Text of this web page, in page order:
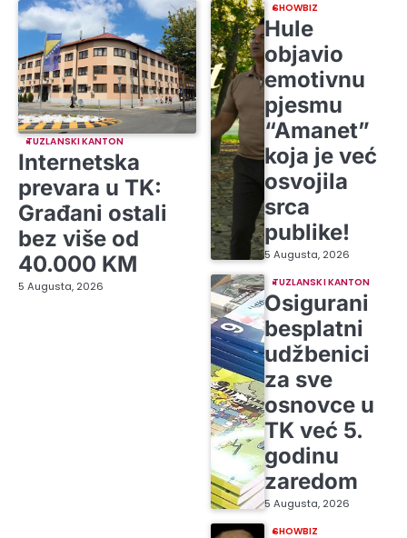
TUZLANSKI KANTON
Internetska
prevara u TK:
Građani ostali
bez više od
40.000 KM
5 Augusta, 2026
SHOWBIZ
Hule
objavio
emotivnu
pjesmu
“Amanet”
koja je već
osvojila
srca
publike!
5 Augusta, 2026
TUZLANSKI KANTON
Osigurani
besplatni
udžbenici
za sve
osnovce u
TK već 5.
godinu
zaredom
5 Augusta, 2026
SHOWBIZ